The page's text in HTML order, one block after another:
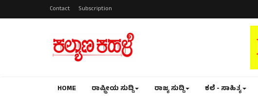
Contact Subscription
HOME ರಾಷ್ಟ್ರೀಯ ಸುದ್ದಿ ರಾಜ್ಯ ಸುದ್ದಿ ಕಲೆ - ಸಾಹಿತ್ಯ